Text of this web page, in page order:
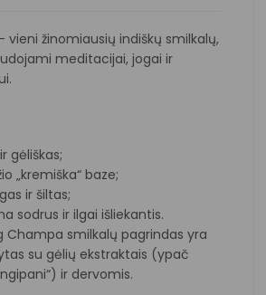
vieni žinomiausių indiškų smilkalų,
meditacijai, jogai ir
gėliškas;
„kremiška“ baze;
ir šiltas;
sodrus ir ilgai išliekantis.
Champa smilkalų pagrindas yra
su gėlių ekstraktais (ypač
ir dervomis.